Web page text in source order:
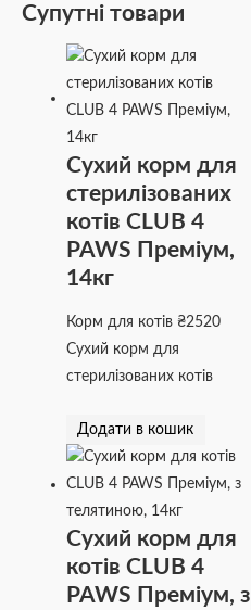
Супутні товари
Сухий корм для
стерилізованих
котів CLUB 4
PAWS Преміум,
14кг
Корм для котів₴2520
Сухий корм для
стерилізованих котів
Додати в кошик
Сухий корм для
котів CLUB 4
PAWS Преміум, з